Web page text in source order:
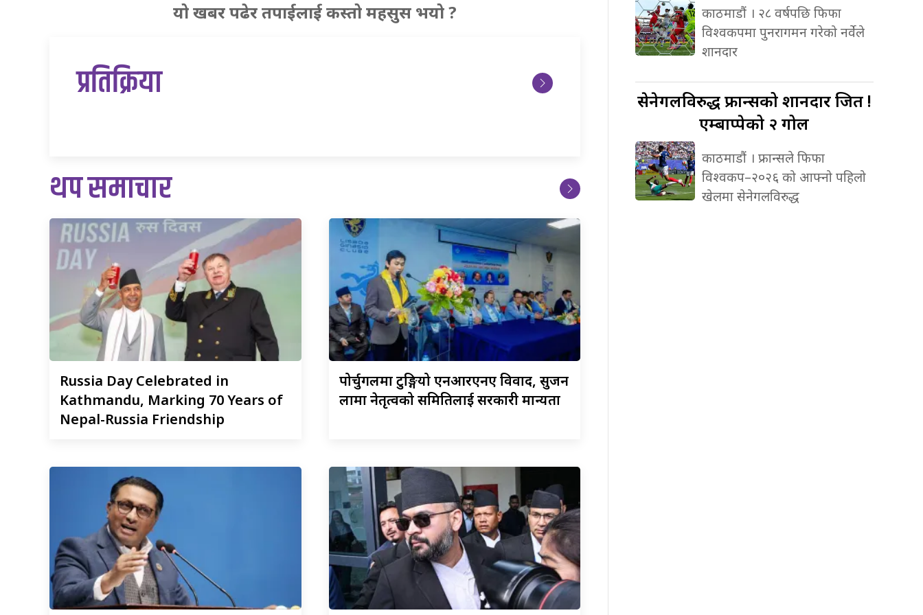
यो खबर पढेर तपाईलाई कस्तो महसुस भयो ?
प्रतिक्रिया
थप समाचार
Russia Day Celebrated in
Kathmandu, Marking 70 Years of
Nepal-Russia Friendship
पोर्चुगलमाटुङ्गियो एनआरएनए विवाद, सुजन
लामा नेतृत्वको समितिलाई सरकारी मान्यता
काठमाडौं । २८ वर्षपछि फिफा
विश्वकपमा पुनरागमन गरेको नर्वेले
शानदार
सेनेगलविरुद्धफ्रान्सको शानदार जित !
एम्बाप्पेको २ गोल
काठमाडौं । फ्रान्सले फिफा
विश्वकप–२०२६ को आफ्नो पहिलो
खेलमा सेनेगलविरुद्ध